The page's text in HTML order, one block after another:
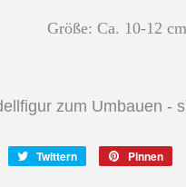
Größe: Ca. 10-12 cm
zum Umbauen -
Twittern Pinnen